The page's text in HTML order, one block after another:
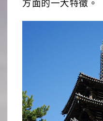
方面的一大特徵。